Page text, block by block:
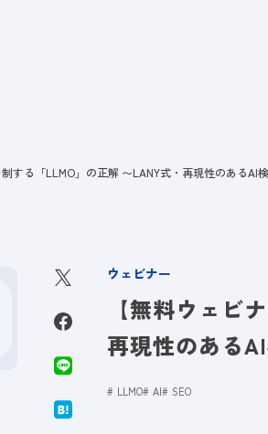
する「LLMO」の正解 〜LANY式・再現性のあるAI
ウェビナー
【無料ウェビ
再現性のある
LLMO AI SEO